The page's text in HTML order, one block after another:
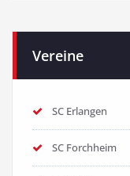
Vereine
SC Erlangen
SC Forchheim